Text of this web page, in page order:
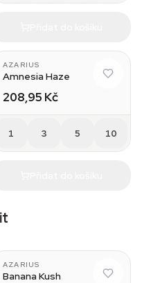
AZARIUS
Amnesia Haze
208,95 Kč
1 3 5 10
AZARIUS
Banana Kush